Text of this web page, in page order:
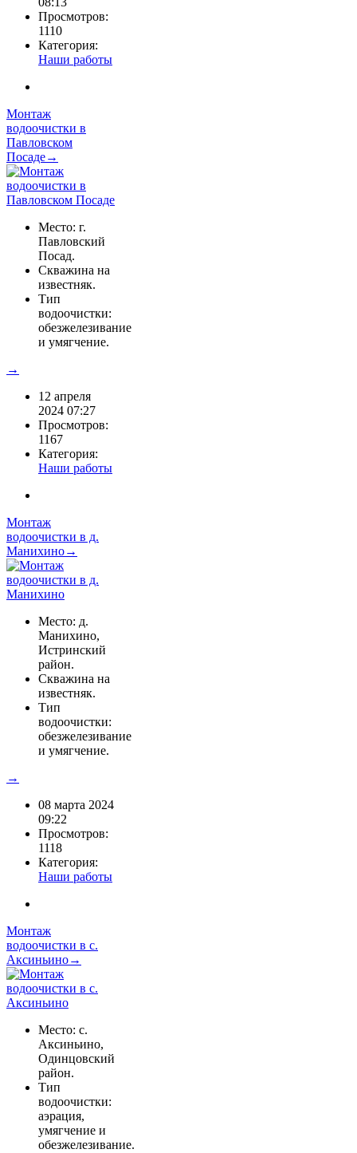
Просмотров:
1110
Категория:
Наши работы
Монтаж
водоочистки в
Павловском
Посаде→
Место: г.
Павловский
Посад.
Скважина на
известняк.
Тип
водоочистки:
обезжелезивание
и умягчение.
→
12 апреля
2024 07:27
Просмотров:
1167
Категория:
Наши работы
Монтаж
водоочистки в д.
Манихино→
Место: д.
Манихино,
Истринский
район.
Скважина на
известняк.
Тип
водоочистки:
обезжелезивание
и умягчение.
→
08 марта 2024
09:22
Просмотров:
1118
Категория:
Наши работы
Монтаж
водоочистки в с.
Аксиньино→
Место: с.
Аксиньино,
Одинцовский
район.
Тип
водоочистки:
аэрация,
умягчение и
обезжелезивание.